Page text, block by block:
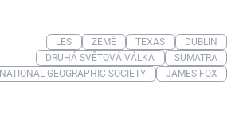
LES ZEMĚ TEXAS
DUBLIN
DRUHÁ SVĚTOVÁ VÁLKA
SUMATRA
NATIONAL GEOGRAPHIC SOCIETY
JAMES FOX